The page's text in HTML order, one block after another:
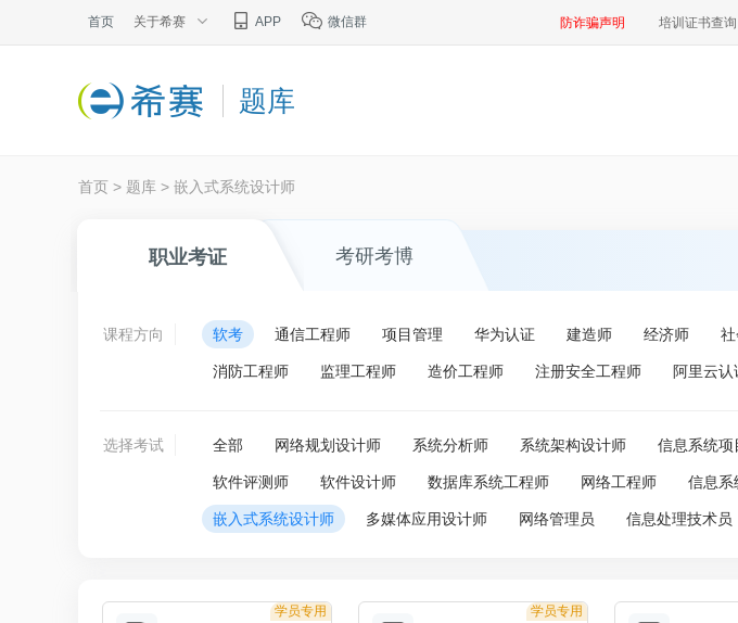
首页 关于希赛 APP 微信群 防诈骗声明 培训证书查询
题库
首页 > 题库 > 嵌入式系统设计师
职业考证 考研考博
课程方向 软考 通信工程师 项目管理 华为认证 建造师 经济师
消防工程师 监理工程师 造价工程师 注册安全工程师 阿里云认
选择考试 全部 网络规划设计师 系统分析师 系统架构设计师 信息系统项
软件评测师 软件设计师 数据库系统工程师 网络工程师 信息系
嵌入式系统设计师 多媒体应用设计师 网络管理员 信息处理技术员
学员专用 学员专用